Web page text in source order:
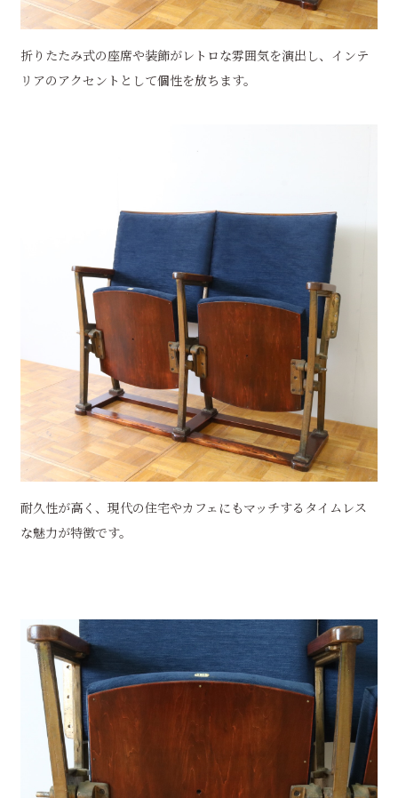
折りたたみ式の座席や装飾がレトロな雰囲気を演出し、インテ
リアのアクセントとして個性を放ちます。
耐久性が高く、現代の住宅やカフェにもマッチするタイムレス
な魅力が特徴です。